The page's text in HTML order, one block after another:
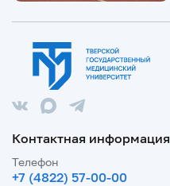
Контактная информация
Телефон
+7 (4822) 57-00-00